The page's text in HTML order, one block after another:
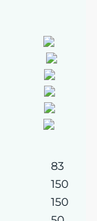
83
150
150